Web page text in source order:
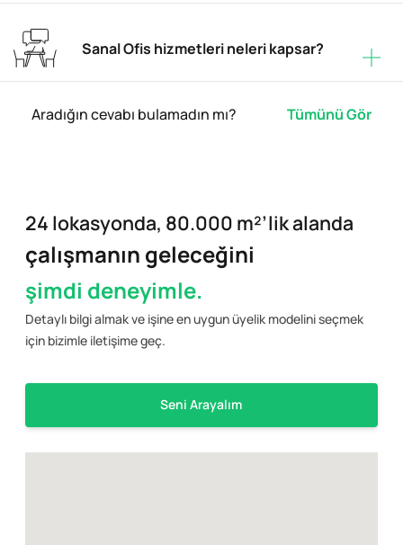
Sanal Ofis hizmetleri neleri kapsar?
Aradığın cevabı bulamadın mı? Tümünü Gör
24 lokasyonda, 80.000 m²’lik alanda
çalışmanın geleceğini
şimdi deneyimle.
Detaylı bilgi almak ve işine en uygun üyelik modelini seçmek
için bizimle iletişime geç.
Seni Arayalım